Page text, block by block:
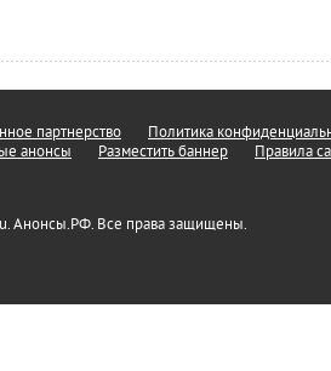
партнерство
Политика
анонсы Разместить баннер Правила
Анонсы.РФ. Все права защищены.